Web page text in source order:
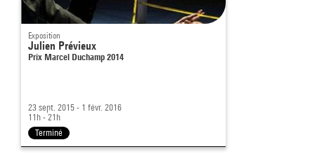
Exposition
Julien Prévieux
Prix Marcel Duchamp 2014
23 sept. 2015 - 1 févr. 2016
11h - 21h
Terminé